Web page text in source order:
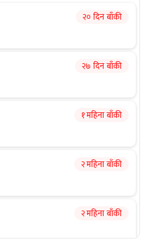
२० दिन बाँकी
२७ दिन बाँकी
१ महिना बाँकी
२ महिना बाँकी
२ महिना बाँकी